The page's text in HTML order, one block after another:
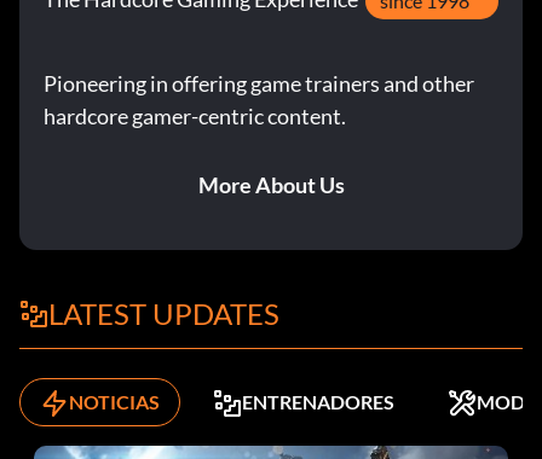
Pioneering in offering game trainers and other
hardcore gamer-centric content.
More About Us
LATEST UPDATES
NOTICIAS ENTRENADORES MODS